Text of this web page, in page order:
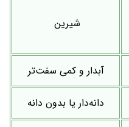
شیرین
آبدار و کمی سفت‌تر
دانه‌دار یا بدون دانه